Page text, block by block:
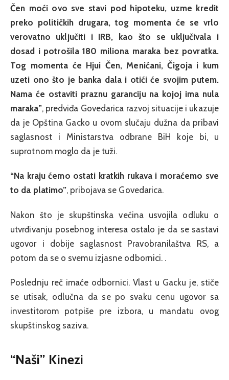
Čen moći ovo sve stavi pod hipoteku, uzme kredit
preko političkih drugara, tog momenta će se vrlo
verovatno uključiti i IRB, kao što se uključivala i
dosad i potrošila 180 miliona maraka bez povratka.
Tog momenta će Hjui Čen, Menićani, Čigoja i kum
uzeti ono što je banka dala i otići će svojim putem.
Nama će ostaviti praznu garanciju na kojoj ima nula
maraka”, predviđa Govedarica razvoj situacije i ukazuje
da je Opština Gacko u ovom slučaju dužna da pribavi
saglasnost i Ministarstva odbrane BiH koje bi, u
suprotnom moglo da je tuži.
“Na kraju ćemo ostati kratkih rukava i moraćemo sve
to da platimo”, pribojava se Govedarica.
Nakon što je skupštinska većina usvojila odluku o
utvrđivanju posebnog interesa ostalo je da se sastavi
ugovor i dobije saglasnost Pravobranilaštva RS, a
potom da se o svemu izjasne odbornici. .
Poslednju reč imaće odbornici. Vlast u Gacku je, stiče
se utisak, odlučna da se po svaku cenu ugovor sa
investitorom potpiše pre izbora, u mandatu ovog
skupštinskog saziva.
“Naši” Kinezi